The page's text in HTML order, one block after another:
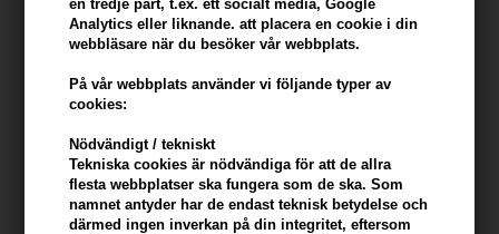
en tredje part, t.ex. ett socialt media, Google
Analytics eller liknande. att placera en cookie i din
webbläsare när du besöker vår webbplats.
På vår webbplats använder vi följande typer av
cookies:
Nödvändigt / tekniskt
Tekniska cookies är nödvändiga för att de allra
flesta webbplatser ska fungera som de ska. Som
namnet antyder har de endast teknisk betydelse och
därmed ingen inverkan på din integritet, eftersom
Zenz Therapy Curl Defining
Tidigare lägsta pris: 301,00
Erbjudandet gäller: 30.07.26 -
13.08.26
IGK Rich Kid Coconut Oil Gel